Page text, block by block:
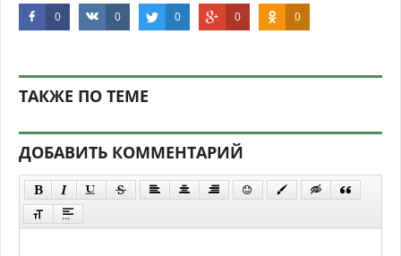
0 0 0 0 0
ТАКЖЕ ПО ТЕМЕ
ДОБАВИТЬ КОММЕНТАРИЙ